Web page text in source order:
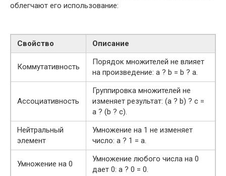
облегчают его использование:
Свойство Описание
Коммутативность
Порядок множителей не влияет
на произведение: a ? b = b ? a.
Ассоциативность
Группировка множителей не
изменяет результат: (a ? b) ? c =
a ? (b ? c).
Нейтральный
элемент
Умножение на 1 не изменяет
число: a ? 1 = a.
Умножение на 0
Умножение любого числа на 0
дает 0: a ? 0 = 0.